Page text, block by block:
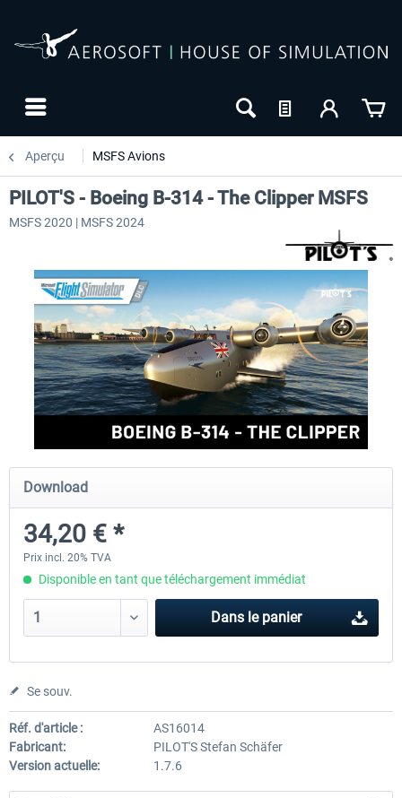
Aperçu MSFS Avions
FlightSim Studio - E-Jets 170/175
40,29 € *
Aerosoft Aircraft A340-
PILOT'S - Boeing B-314 - The Clipper MSFS
MSFS 2020 | MSFS 2024
Download
34,20 € *
Prix incl. 20% TVA
Disponible en tant que téléchargement immédiat
Dans le panier
Se souv.
Réf. d'article :
AS16014
Fabricant:
PILOT'S Stefan Schäfer
Version actuelle:
1.7.6